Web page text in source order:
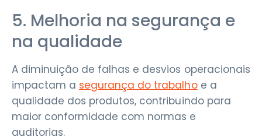
5. Melhoria na segurança e
na qualidade
A diminuição de falhas e desvios operacionais
impactam a segurança do trabalhoe a
qualidade dos produtos, contribuindo para
maior conformidade com normas e
auditorias.